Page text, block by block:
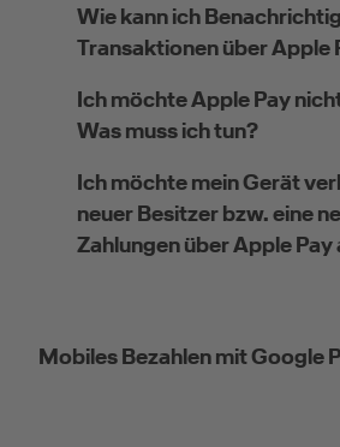
Wie kann ich
Transaktionen über Apple
Ich möchte Apple Pay
Was muss ich tun?
Ich möchte mein Gerät
neuer Besitzer bzw. eine
Zahlungen über Apple
Mobiles Bezahlen mit Google